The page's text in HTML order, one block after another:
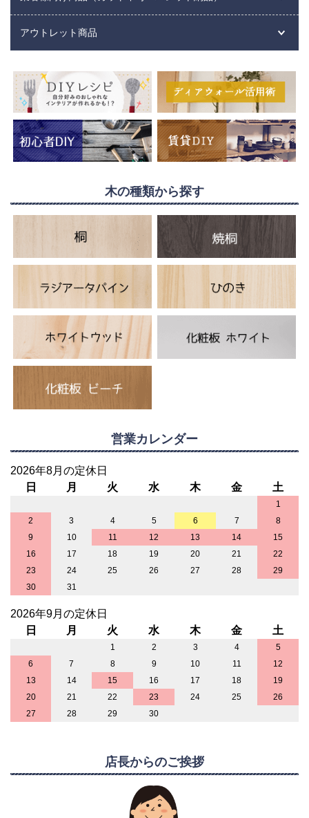
アウトレット商品
木の種類から探す
営業カレンダー
2026年8月の定休日
日
月 火 水 木 金 土
1
2
3 4 5 6 7
8
9
10 11 12 13 14
15
16
17 18 19 20 21
22
23
24 25 26 27 28
29
30
31
2026年9月の定休日
日
月 火 水 木 金 土
1 2 3 4
5
6
7 8 9 10 11
12
13
14 15 16 17 18
19
20
21 22 23 24 25
26
27
28 29 30
店長からのご挨拶